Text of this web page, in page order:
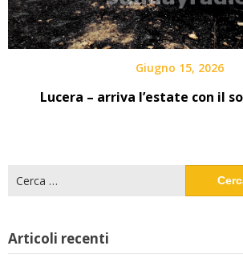
Giugno 15, 2026
Lucera – arriva l’estate con il
per:
Articoli recenti